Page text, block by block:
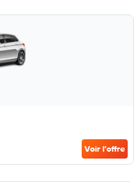
Voir l’offre